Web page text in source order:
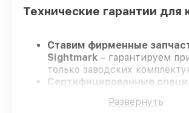
Технические гарантии для
Ставим фирменные
Sightmark – гарантируем
только заводских
Сертифицированные
гарантирует качество
Развернуть